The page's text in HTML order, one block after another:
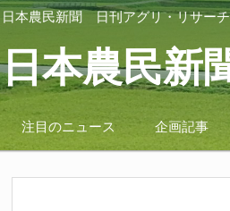
日本農民新聞 日刊アグリ・リサーチ
日本農民新
注目のニュース 企画記事